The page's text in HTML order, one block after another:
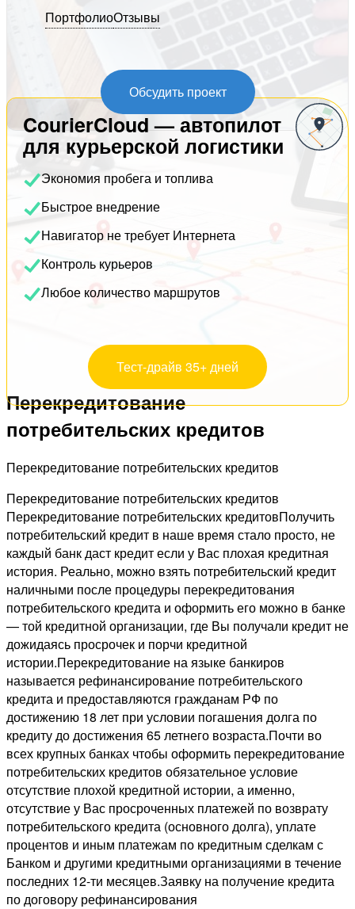
ПортфолиоОтзывы
Обсудить проект
CourierCloud — автопилот
для курьерской логистики
Экономия пробега и топлива
Быстрое внедрение
Навигатор не требует Интернета
Контроль курьеров
Любое количество маршрутов
Тест-драйв 35+ дней
Перекредитование
потребительских кредитов
Перекредитование потребительских кредитов
Перекредитование потребительских кредитов
Перекредитование потребительских кредитовПолучить
потребительский кредит в наше время стало просто, не
каждый банк даст кредит если у Вас плохая кредитная
история. Реально, можно взять потребительский кредит
наличными после процедуры перекредитования
потребительского кредита и оформить его можно в банке
— той кредитной организации, где Вы получали кредит не
дожидаясь просрочек и порчи кредитной
истории.Перекредитование на языке банкиров
называется рефинансирование потребительского
кредита и предоставляются гражданам РФ по
достижению 18 лет при условии погашения долга по
кредиту до достижения 65 летнего возраста.Почти во
всех крупных банках чтобы оформить перекредитование
потребительских кредитов обязательное условие
отсутствие плохой кредитной истории, а именно,
отсутствие у Вас просроченных платежей по возврату
потребительского кредита (основного долга), уплате
процентов и иным платежам по кредитным сделкам с
Банком и другими кредитными организациями в течение
последних 12-ти месяцев.Заявку на получение кредита
по договору рефинансирования